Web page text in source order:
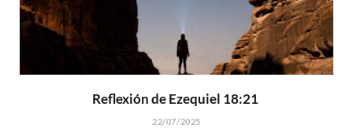
Reflexión de Ezequiel 18:21
22/07/2025